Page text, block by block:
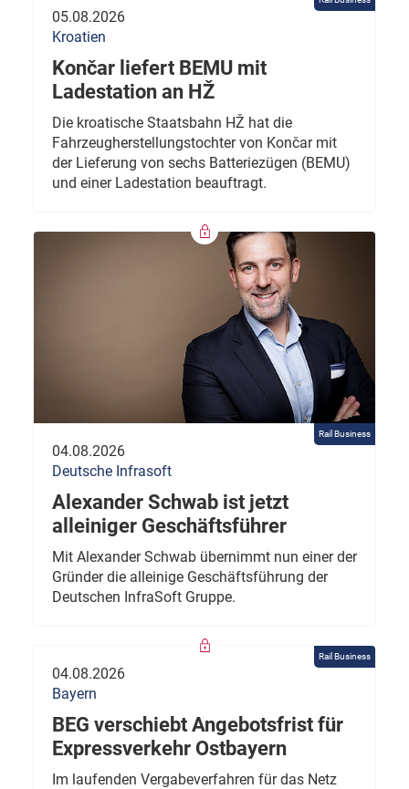
05.08.2026
Kroatien
Končar liefert BEMU mit
Ladestation an HŽ
Die kroatische Staatsbahn HŽ hat die
Fahrzeugherstellungstochter von Končar mit
der Lieferung von sechs Batteriezügen (BEMU)
und einer Ladestation beauftragt.
Rail Business
04.08.2026
Deutsche Infrasoft
Alexander Schwab ist jetzt
alleiniger Geschäftsführer
Mit Alexander Schwab übernimmt nun einer der
Gründer die alleinige Geschäftsführung der
Deutschen InfraSoft Gruppe.
Rail Business
04.08.2026
Bayern
BEG verschiebt Angebotsfrist für
Expressverkehr Ostbayern
Im laufenden Vergabeverfahren für das Netz